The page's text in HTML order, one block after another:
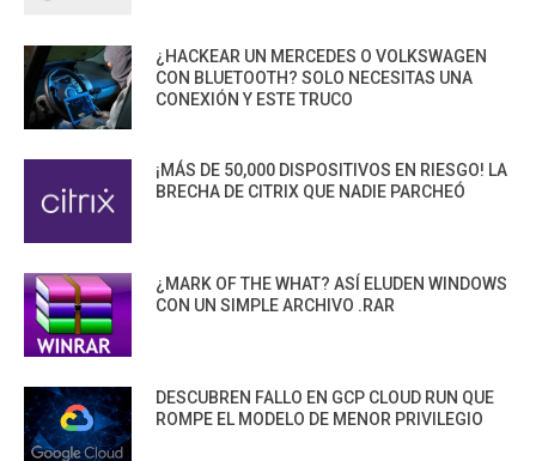
¿HACKEAR UN MERCEDES O VOLKSWAGEN
CON BLUETOOTH? SOLO NECESITAS UNA
CONEXIÓN Y ESTE TRUCO
¡MÁS DE 50,000 DISPOSITIVOS EN RIESGO! LA
BRECHA DE CITRIX QUE NADIE PARCHEÓ
¿MARK OF THE WHAT? ASÍ ELUDEN WINDOWS
CON UN SIMPLE ARCHIVO .RAR
DESCUBREN FALLO EN GCP CLOUD RUN QUE
ROMPE EL MODELO DE MENOR PRIVILEGIO